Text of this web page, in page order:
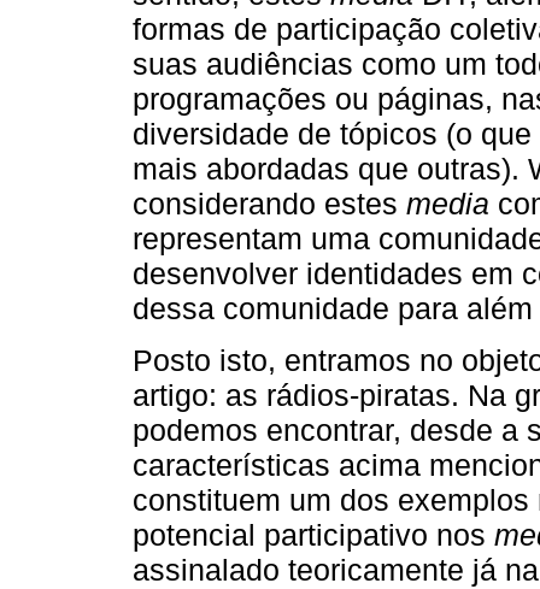
formas de participação
suas audiências como um
programações ou páginas,
diversidade de tópicos (o
mais abordadas que outras).
considerando estes media
representam uma
desenvolver identidades em
dessa comunidade para
Posto isto, entramos no
artigo: as rádios-piratas. Na
podemos encontrar, desde a
características acima
constituem um dos
potencial participativo nos
assinalado teoricamente já